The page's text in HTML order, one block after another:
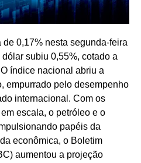
0,17% nesta segunda-feira
subiu 0,55%, cotado a
índice nacional abriu a
empurrado pelo desempenho
internacional. Com os
escala, o petróleo e o
papéis da
econômica, o Boletim
aumentou a projeção